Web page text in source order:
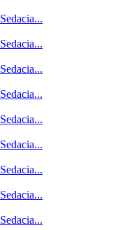
Sedacia...
Sedacia...
Sedacia...
Sedacia...
Sedacia...
Sedacia...
Sedacia...
Sedacia...
Sedacia...